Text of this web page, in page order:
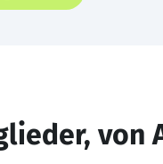
von